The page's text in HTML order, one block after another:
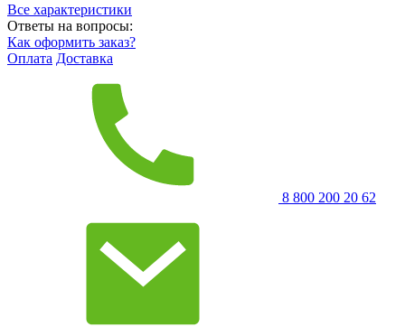
Все характеристики
Ответы на вопросы:
Как оформить заказ?
Оплата Доставка
8 800 200 20 62